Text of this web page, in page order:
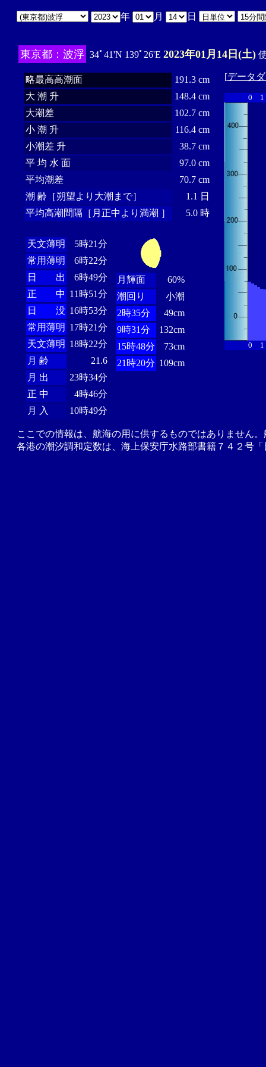
年 月 日
東京都：波浮 34ﾟ41'N 139ﾟ26'E 2023年01月14日(土)
略最高高潮面
191.3 cm
大 潮 升
148.4 cm
大潮差
102.7 cm
小 潮 升
116.4 cm
小潮差 升
38.7 cm
平 均 水 面
97.0 cm
平均潮差
70.7 cm
潮 齢［朔望より大潮まで］
1.1 日
平均高潮間隔［月正中より満潮 ］
5.0 時
天文薄明
5時21分
常用薄明
6時22分
日 出
6時49分
正 中 11時51分
日 没 16時53分
常用薄明 17時21分
天文薄明 18時22分
月 齢
21.6
月 出
23時34分
正 中
4時46分
月 入
10時49分
月輝面
60%
潮回り
小潮
2時35分
49cm
9時31分
132cm
15時48分
73cm
21時20分 109cm
[データ
0 1
0 1
ここでの情報は、航海の用に供するものではありません
各港の潮汐調和定数は、海上保安庁水路部書籍７４２号